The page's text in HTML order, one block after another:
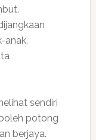
anak.
sendiri
potong
berjaya.